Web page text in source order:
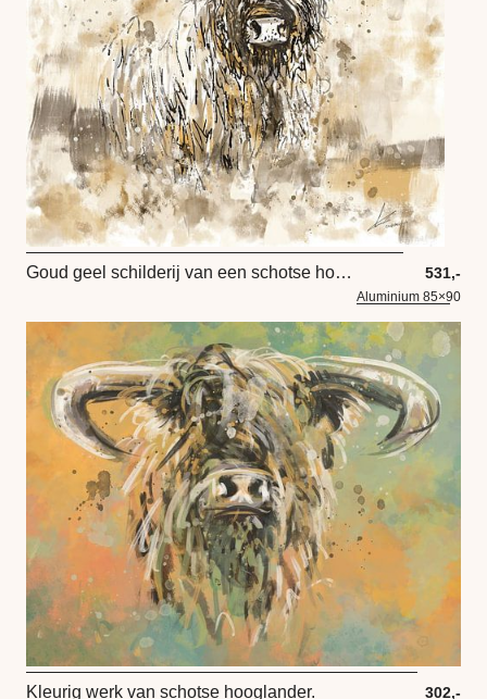
Goud geel schilderij van een schotse hooglander 531,-
Aluminium 85×90
Kleurig werk van schotse hooglander. 302,-